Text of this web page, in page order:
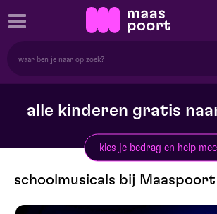
alle kinderen gratis
kies je bedrag en help mee
schoolmusicals bij Maaspoort